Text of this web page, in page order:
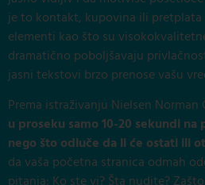
je to kontakt, kupovina ili
elementi kao što su
dramatično poboljšavaju
jasni tekstovi brzo prenose vašu
Prema istraživanju Nielsen Norman
u proseku samo 10-20 sekundi
nego što odluče da li će ostati ili
da vaša početna stranica odmah